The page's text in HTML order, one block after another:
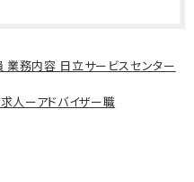
務内容 日立サービスセンター
人ーアドバイザー職